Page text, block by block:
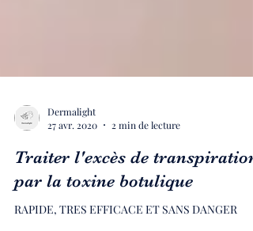
Dermalight
27 avr. 2020
2 min de lecture
Traiter l'excès de transpiration